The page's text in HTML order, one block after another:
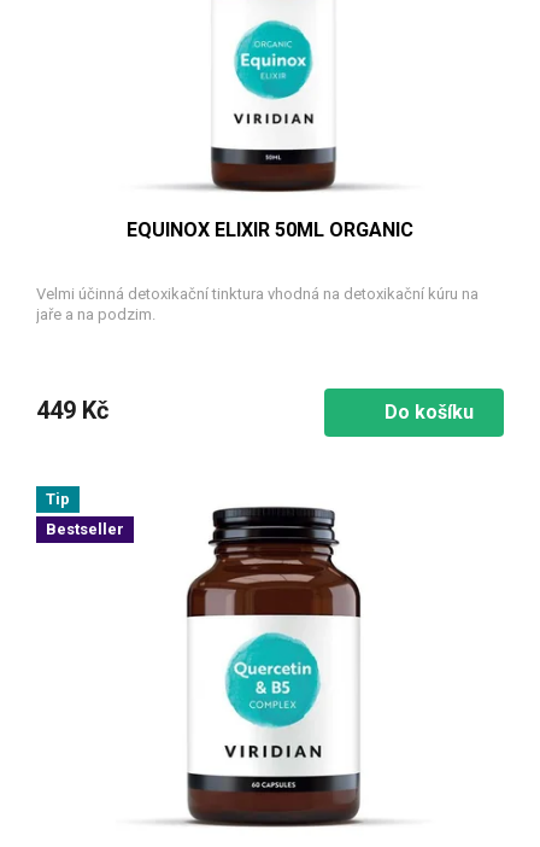
EQUINOX ELIXIR 50ML ORGANIC
Velmi účinná detoxikační tinktura vhodná na detoxikační kúru na
jaře a na podzim.
449 Kč Do košíku
Tip
Bestseller